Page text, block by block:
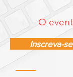
O
Inscreva-